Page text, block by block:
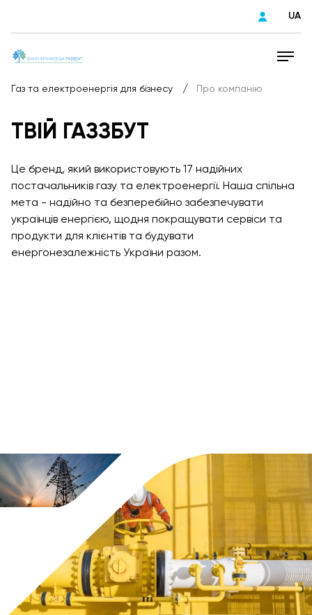
UA
Газ та електроенергія для бізнесу / Про компанію
ТВІЙ ГАЗЗБУТ
Це бренд, який використовують 17 надійних
постачальників газу та електроенергії. Наша спільна
мета - надійно та безперебійно забезпечувати
українців енергією, щодня покращувати сервіси та
продукти для клієнтів та будувати
енергонезалежність України разом.